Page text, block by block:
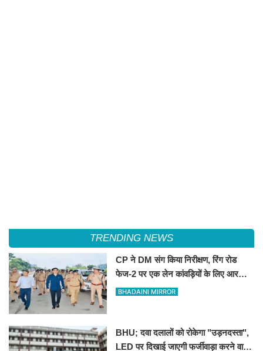
TRENDING NEWS
CP ने DM संग किया निरीक्षण, रिंग रोड
फेज-2 पर एक लेन कांवड़ियों के लिए आरक्षित
रखने के निर्देश
BHADAINI MIRROR
BHU; दवा दलालों को रोकेगा "उड़नदस्ता",
LED पर दिखाई जाएगी फर्जीवाड़ा करने वालों